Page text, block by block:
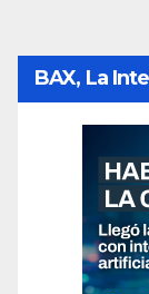
BAX, La